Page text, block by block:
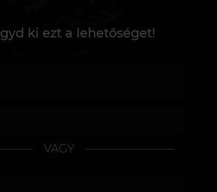
ki ezt a lehetőséget!
VAGY